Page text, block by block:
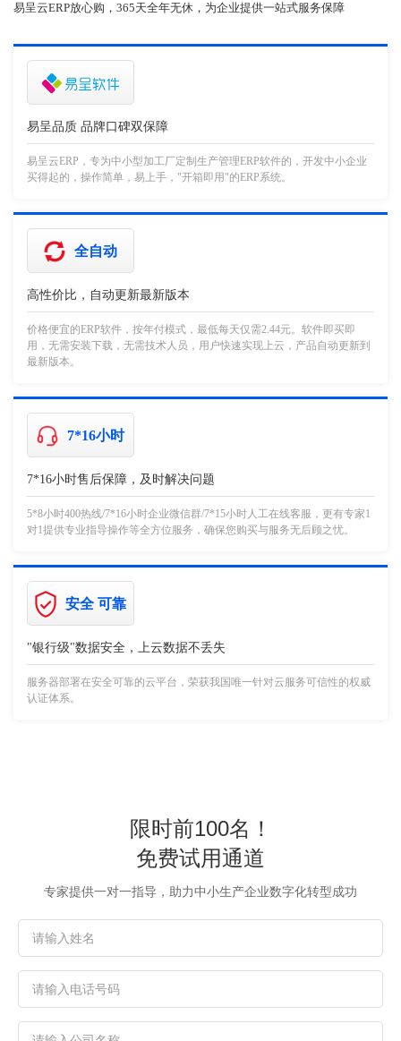
易呈云ERP放心购，365天全年无休，为企业提供一站式服务保障
易呈品质 品牌口碑双保障
易呈云ERP，专为中小型加工厂定制生产管理ERP软件的，开发中小企业
买得起的，操作简单，易上手，"开箱即用"的ERP系统。
全自动
高性价比，自动更新最新版本
价格便宜的ERP软件，按年付模式，最低每天仅需2.44元。软件即买即
用，无需安装下载，无需技术人员，用户快速实现上云，产品自动更新到
最新版本。
7*16小时
7*16小时售后保障，及时解决问题
5*8小时400热线/7*16小时企业微信群/7*15小时人工在线客服，更有专家1
对1提供专业指导操作等全方位服务，确保您购买与服务无后顾之忧。
安全 可靠
"银行级"数据安全，上云数据不丢失
服务器部署在安全可靠的云平台，荣获我国唯一针对云服务可信性的权威
认证体系。
限时前100名！
免费试用通道
专家提供一对一指导，助力中小生产企业数字化转型成功